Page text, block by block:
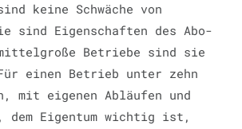
keine Schwäche von
sind Eigenschaften des Abo-
Betriebe sind sie
einen Betrieb unter zehn
mit eigenen Abläufen und
dem Eigentum wichtig ist,